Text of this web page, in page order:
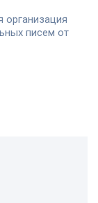
организация
писем от